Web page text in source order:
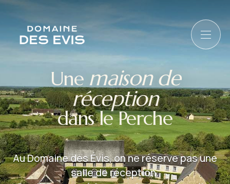
Une maison de
réception
dans le Perche
Au Domaine des Évis, on ne réserve pas une
salle de réception.